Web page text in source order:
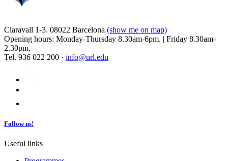
Claravall 1-3. 08022 Barcelona (show me on map)
Opening hours: Monday-Thursday 8.30am-6pm. | Friday 8.30am-
2.30pm.
Tel. 936 022 200 · info@url.edu
Follow us!
Useful links